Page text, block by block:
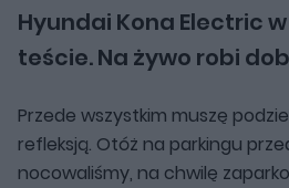
Hyundai Kona Electric
teście. Na żywo robi
Przede wszystkim muszę
refleksją. Otóż na parkingu
nocowaliśmy, na chwilę